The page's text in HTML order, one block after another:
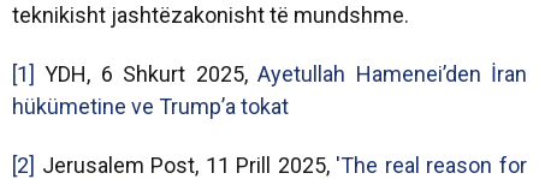
teknikisht jashtëzakonisht të mundshme.
[1] YDH, 6 Shkurt 2025,Ayetullah Hamenei’den İran
hükümetine ve Trump’a tokat
[2] Jerusalem Post, 11 Prill 2025, 'The real reason for